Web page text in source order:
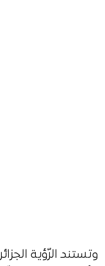
وتستند الرّؤية